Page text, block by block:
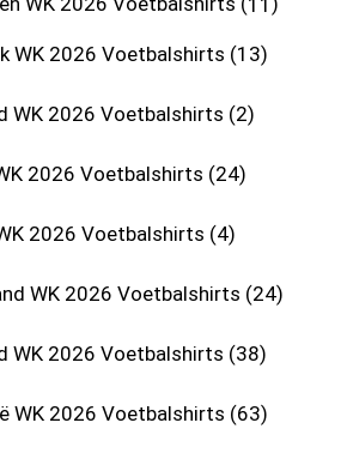
WK 2026 Voetbalshirts 13
WK 2026 Voetbalshirts 2
2026 Voetbalshirts 24
2026 Voetbalshirts 4
WK 2026 Voetbalshirts 24
WK 2026 Voetbalshirts 38
WK 2026 Voetbalshirts 63